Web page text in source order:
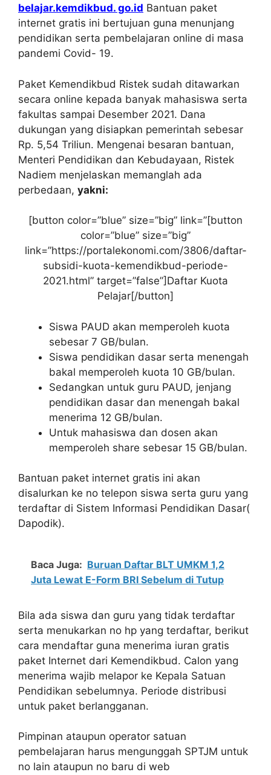
belajar.kemdikbud. go.id Bantuan paket
internet gratis ini bertujuan guna menunjang
pendidikan serta pembelajaran online di masa
pandemi Covid- 19.
Paket Kemendikbud Ristek sudah ditawarkan
secara online kepada banyak mahasiswa serta
fakultas sampai Desember 2021. Dana
dukungan yang disiapkan pemerintah sebesar
Rp. 5,54 Triliun. Mengenai besaran bantuan,
Menteri Pendidikan dan Kebudayaan, Ristek
Nadiem menjelaskan memanglah ada
perbedaan, yakni:
[button color=”blue” size=”big” link=”[button
color=”blue” size=”big”
link=”https://portalekonomi.com/3806/daftar-
subsidi-kuota-kemendikbud-periode-
2021.html” target=”false”]Daftar Kuota
Pelajar[/button]
Siswa PAUD akan memperoleh kuota
sebesar 7 GB/bulan.
Siswa pendidikan dasar serta menengah
bakal memperoleh kuota 10 GB/bulan.
Sedangkan untuk guru PAUD, jenjang
pendidikan dasar dan menengah bakal
menerima 12 GB/bulan.
Untuk mahasiswa dan dosen akan
memperoleh share sebesar 15 GB/bulan.
Bantuan paket internet gratis ini akan
disalurkan ke no telepon siswa serta guru yang
terdaftar di Sistem Informasi Pendidikan Dasar(
Dapodik).
Baca Juga: Buruan Daftar BLT UMKM 1,2
Juta Lewat E-Form BRI Sebelum di Tutup
Bila ada siswa dan guru yang tidak terdaftar
serta menukarkan no hp yang terdaftar, berikut
cara mendaftar guna menerima iuran gratis
paket Internet dari Kemendikbud. Calon yang
menerima wajib melapor ke Kepala Satuan
Pendidikan sebelumnya. Periode distribusi
untuk paket berlangganan.
Pimpinan ataupun operator satuan
pembelajaran harus mengunggah SPTJM untuk
no lain ataupun no baru di web